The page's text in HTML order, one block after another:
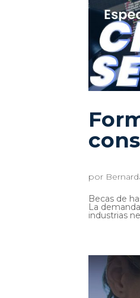
por
Becas de
La
industrias